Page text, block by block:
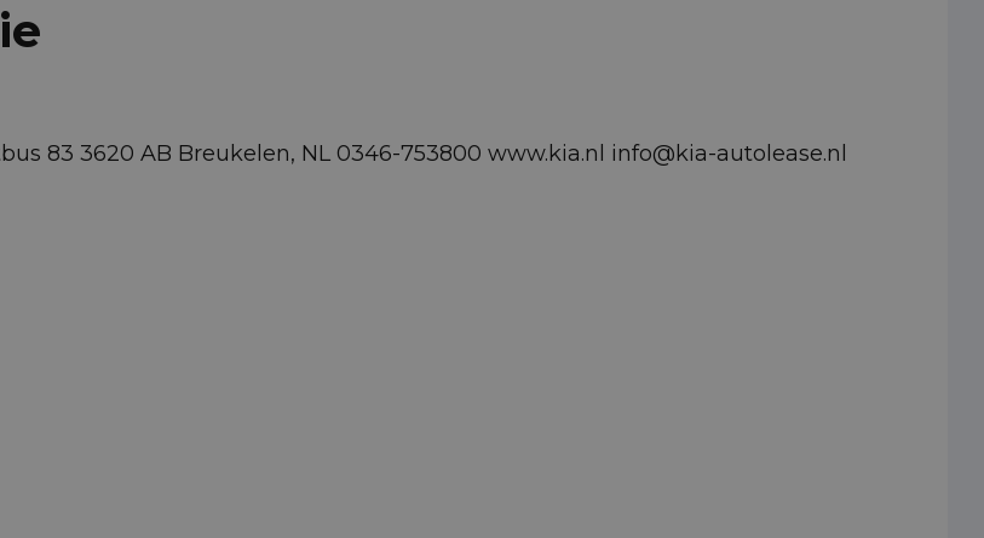
83 3620 AB Breukelen, NL 0346-753800 www.kia.nl info@kia-autolease.nl